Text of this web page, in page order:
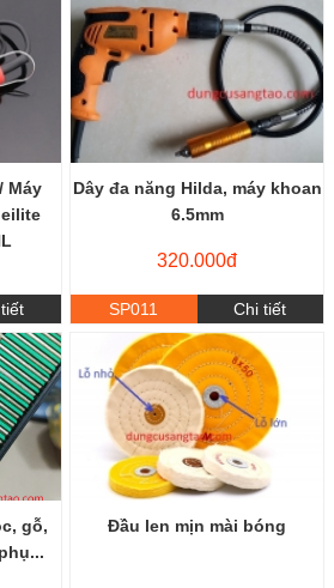
Máy
Dây đa năng Hilda, máy khoan
6.5mm
320.000đ
SP011 Chi tiết
gỗ,
Đầu len mịn mài bóng